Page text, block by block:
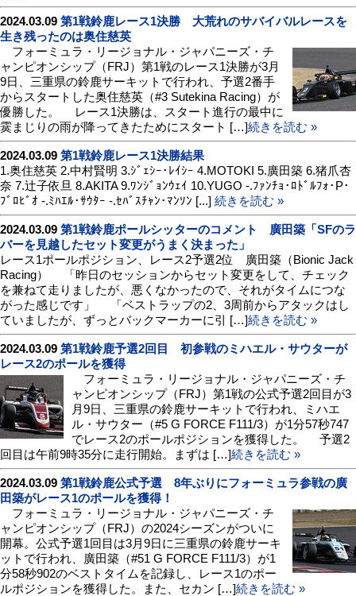
2024.03.09 第1戦鈴鹿レース1決勝 大荒れのサバイバルレースを
生き残ったのは奥住慈英
フォーミュラ・リージョナル・ジャパニーズ・チ
ャンピオンシップ（FRJ）第1戦のレース1決勝が3月
9日、三重県の鈴鹿サーキットで行われ、予選2番手
からスタートした奥住慈英（#3 Sutekina Racing）が
優勝した。 レース1決勝は、スタート進行の最中に
霙まじりの雨が降ってきたためにスタート […]続きを読む »
2024.03.09 第1戦鈴鹿レース1決勝結果
1.奥住慈英 2.中村賢明 3.ｼﾞｪｼｰ･ﾚｲｼｰ 4.MOTOKI 5.廣田築 6.猪爪杏
奈 7.辻子依旦 8.AKITA 9.ﾜﾝｼﾞｮﾝｳｪｲ 10.YUGO -.ﾌｧﾝﾁｮ･ﾛﾄﾞﾙﾌｫ･P･
ﾌﾞﾛﾋﾞｵ -.ﾐﾊｴﾙ･ｻｳﾀｰ -.ｾﾊﾞｽﾁｬﾝ･ﾏﾝｿﾝ [...] 続きを読む »
2024.03.09 第1戦鈴鹿ポールシッターのコメント 廣田築「SFのラ
バーを見越したセット変更がうまく決まった」
レース1ポールポジション、レース2予選2位 廣田築（Bionic Jack
Racing） 「昨日のセッションからセット変更をして、チェック
を兼ねて走りましたが、悪くなかったので、それがタイムにつな
がった感じです」 「ベストラップの2、3周前からアタックはし
ていましたが、ずっとバックマーカーに引 […]続きを読む »
2024.03.09 第1戦鈴鹿予選2回目 初参戦のミハエル・サウターが
レース2のポールを獲得
フォーミュラ・リージョナル・ジャパニーズ・チ
ャンピオンシップ（FRJ）第1戦の公式予選2回目が3
月9日、三重県の鈴鹿サーキットで行われ、ミハエ
ル・サウター（#5 G FORCE F111/3）が1分57秒747
でレース2のポールポジションを獲得した。 予選2
回目は午前9時35分に走行開始。まずは […]続きを読む »
2024.03.09 第1戦鈴鹿公式予選 8年ぶりにフォーミュラ参戦の廣
田築がレース1のポールを獲得！
フォーミュラ・リージョナル・ジャパニーズ・チ
ャンピオンシップ（FRJ）の2024シーズンがついに
開幕。公式予選1回目は3月9日に三重県の鈴鹿サーキ
ットで行われ、廣田築（#51 G FORCE F111/3）が1
分58秒902のベストタイムを記録し、レース1のポー
ルポジションを獲得した。また、セカン […]続きを読む »